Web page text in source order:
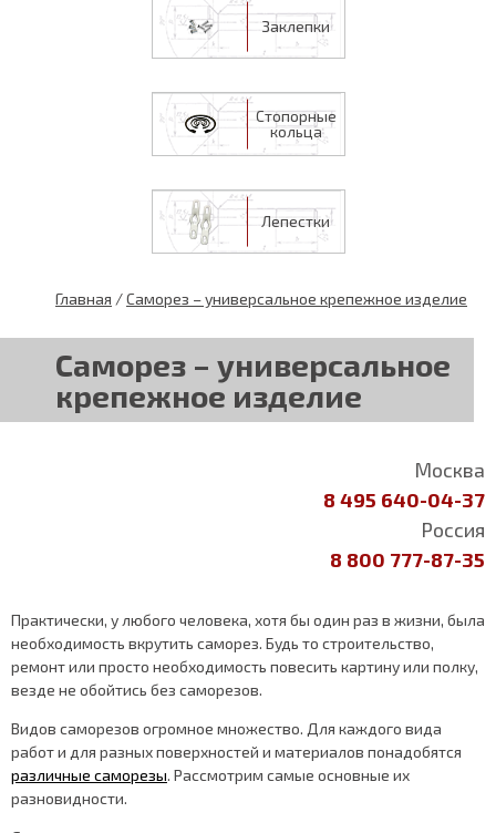
Заклепки
Стопорные
кольца
Лепестки
Главная /Саморез – универсальное крепежное изделие
Саморез – универсальное
крепежное изделие
Москва
8 495 640-04-37
Россия
8 800 777-87-35
Практически, у любого человека, хотя бы один раз в жизни, была
необходимость вкрутить саморез. Будь то строительство,
ремонт или просто необходимость повесить картину или полку,
везде не обойтись без саморезов.
Видов саморезов огромное множество. Для каждого вида
работ и для разных поверхностей и материалов понадобятся
различные саморезы. Рассмотрим самые основные их
разновидности.